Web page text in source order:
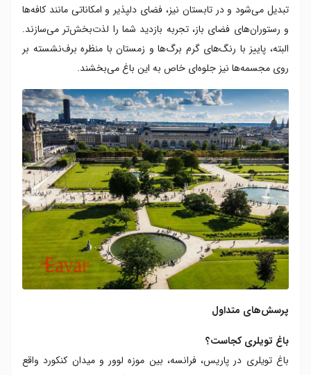
تبدیل می‌شود و در تابستان نیز، فضای دلپذیر و امکاناتی مانند کافه‌ها
و رستوران‌های فضای باز، تجربه بازدید شما را لذت‌بخش‌تر می‌سازند.
البته، پاییز با رنگ‌های گرم برگ‌ها و زمستان با منظره برف‌نشسته بر
روی مجسمه‌ها نیز جلوه‌ای خاص به این باغ می‌بخشند.
پرسش‌های متداول
باغ تویلری کجاست؟
باغ تویلری در پاریس، فرانسه، بین موزه لوور و میدان کنکورد واقع